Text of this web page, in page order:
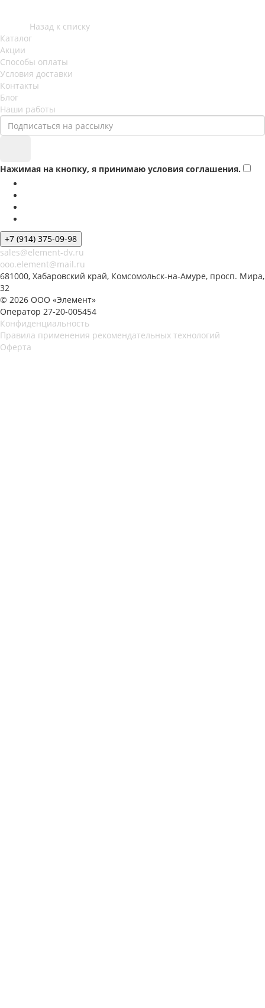
Назад к списку
Каталог
Акции
Способы оплаты
Условия доставки
Контакты
Блог
Наши работы
Нажимая на кнопку, я принимаю условия соглашения.
+7 (914) 375-09-98
sales@element-dv.ru
ooo.element@mail.ru
681000, Хабаровский край, Комсомольск-на-Амуре, просп. Мира,
32
© 2026 ООО «Элемент»
Оператор 27-20-005454
Конфиденциальность
Правила применения рекомендательных технологий
Оферта